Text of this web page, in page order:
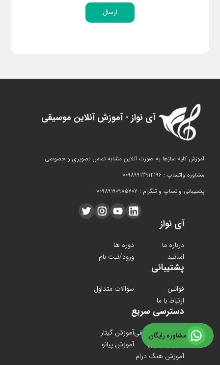
ارسال
مشاوره رایگان
آی نواز - آموزش آنلاین موسیقی
آموزش کلیه سازها به صورت آنلاین مشابه تماس تصویری و خصوصی
مشاوره واتساپ : 00989912912196
پشتیبانی واتساپ و تلگرام : 00989190985707
آی نواز
درباره ما
دوره ها
اساتید
ورود/ثبت نام
پشتیبانی
قوانین
سوالات متداول
ارتباط با ما
دسترسی سریع
دوره های موسیقیآموزش گیتار
آموزش ویولن
آموزش پیانو
آموزش هنگ درام